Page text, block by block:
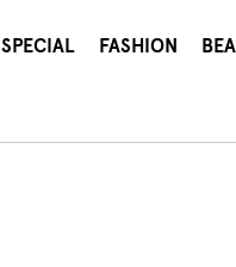
SPECIAL FASHION